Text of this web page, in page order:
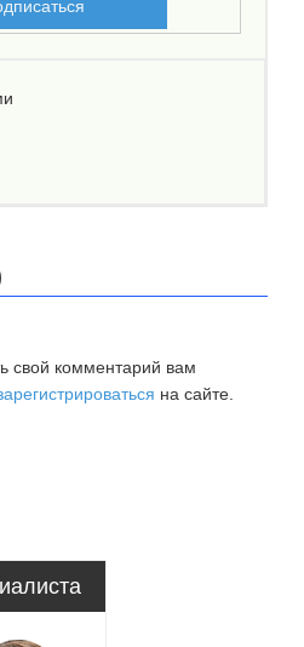
свой комментарий вам
на сайте.